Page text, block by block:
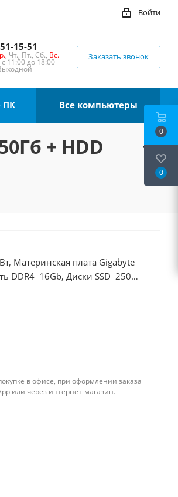
Войти
15-51
, Чт., Пт., Сб., Вс.
11:00 до 18:00
Заказать звонок
ПК Все компьютеры
+ HDD
Материнская плата Gigabyte
DDR4 16Gb, Диски SSD 250Гб
в офисе, при оформлении заказа
или через интернет-магазин.
0
0